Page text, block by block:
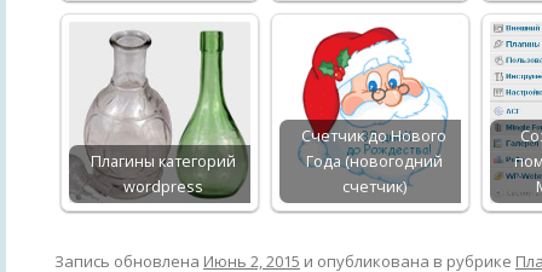
Плагины категорий
wordpress
Счетчик до Нового
Года (новогодний
счетчик)
Запись обновлена Июнь 2, 2015 и опубликована в рубрике